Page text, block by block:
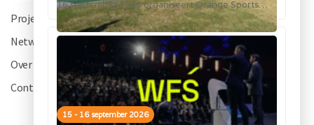
16 september 2026 organiseert Orange Sports
Forum in...
15 - 16 september 2026
Projecten
Netwerk
Over OSF
Contact